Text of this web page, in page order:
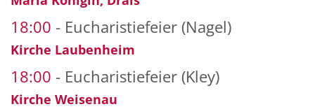
18:00 Eucharistiefeier (Nagel)
Kirche Laubenheim
18:00 Eucharistiefeier (Kley)
Kirche Weisenau